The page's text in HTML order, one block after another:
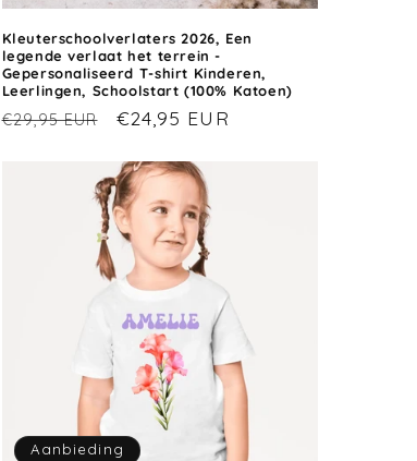
Kleuterschoolverlaters 2026, Een
legende verlaat het terrein -
Gepersonaliseerd T-shirt Kinderen,
Leerlingen, Schoolstart (100% Katoen)
Normale
€29,95 EUR Aanbiedingsprijs
€24,95 EUR
Aanbieding